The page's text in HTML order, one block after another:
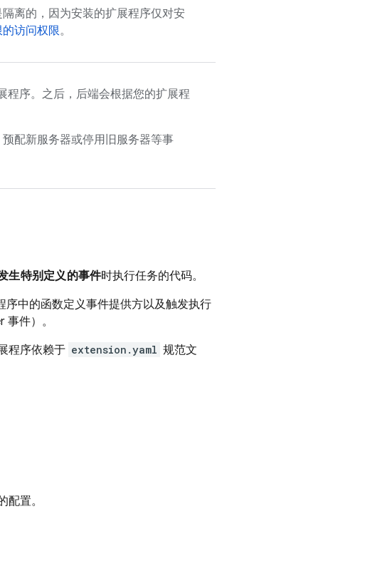
离的，因为安装的扩展程序仅对安
的访问权限。
程序。之后，后端会根据您的扩展程
配新服务器或停用旧服务器等事
生特别定义的事件时执行任务的代码。
序中的函数定义事件提供方以及触发执行
事件）。
程序依赖于 extension.yaml 规范文
置。